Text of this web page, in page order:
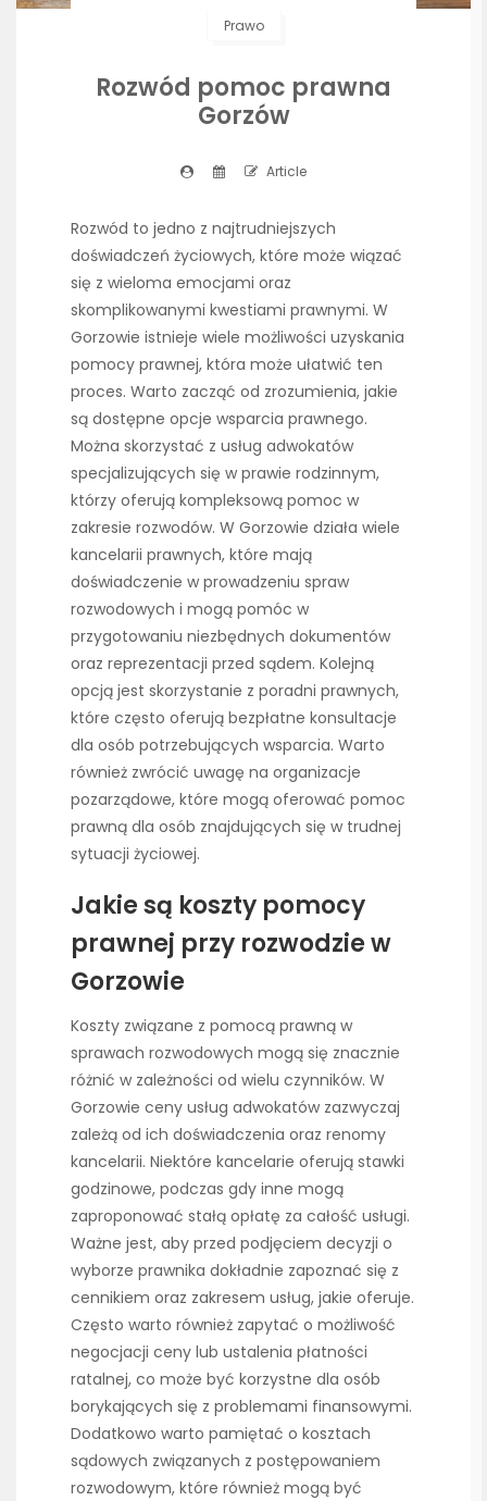
Prawo
Rozwód pomoc prawna
Gorzów
Article
Rozwód to jedno z najtrudniejszych
doświadczeń życiowych, które może wiązać
się z wieloma emocjami oraz
skomplikowanymi kwestiami prawnymi. W
Gorzowie istnieje wiele możliwości uzyskania
pomocy prawnej, która może ułatwić ten
proces. Warto zacząć od zrozumienia, jakie
są dostępne opcje wsparcia prawnego.
Można skorzystać z usług adwokatów
specjalizujących się w prawie rodzinnym,
którzy oferują kompleksową pomoc w
zakresie rozwodów. W Gorzowie działa wiele
kancelarii prawnych, które mają
doświadczenie w prowadzeniu spraw
rozwodowych i mogą pomóc w
przygotowaniu niezbędnych dokumentów
oraz reprezentacji przed sądem. Kolejną
opcją jest skorzystanie z poradni prawnych,
które często oferują bezpłatne konsultacje
dla osób potrzebujących wsparcia. Warto
również zwrócić uwagę na organizacje
pozarządowe, które mogą oferować pomoc
prawną dla osób znajdujących się w trudnej
sytuacji życiowej.
Jakie są koszty pomocy
prawnej przy rozwodzie w
Gorzowie
Koszty związane z pomocą prawną w
sprawach rozwodowych mogą się znacznie
różnić w zależności od wielu czynników. W
Gorzowie ceny usług adwokatów zazwyczaj
zależą od ich doświadczenia oraz renomy
kancelarii. Niektóre kancelarie oferują stawki
godzinowe, podczas gdy inne mogą
zaproponować stałą opłatę za całość usługi.
Ważne jest, aby przed podjęciem decyzji o
wyborze prawnika dokładnie zapoznać się z
cennikiem oraz zakresem usług, jakie oferuje.
Często warto również zapytać o możliwość
negocjacji ceny lub ustalenia płatności
ratalnej, co może być korzystne dla osób
borykających się z problemami finansowymi.
Dodatkowo warto pamiętać o kosztach
sądowych związanych z postępowaniem
rozwodowym, które również mogą być